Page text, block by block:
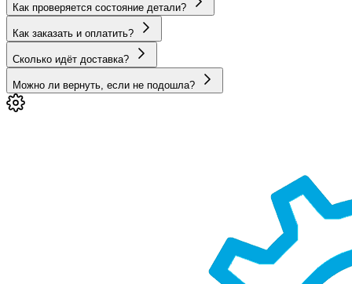
Как проверяется состояние детали?
Как заказать и оплатить?
Сколько идёт доставка?
Можно ли вернуть, если не подошла?